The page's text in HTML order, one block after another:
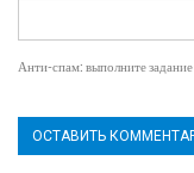
Анти-спам: выполните задание